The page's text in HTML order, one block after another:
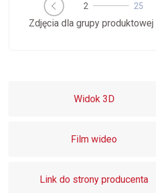
3 25
Zdjęcia dla grupy produktowej
Widok 3D
Film wideo
Link do strony producenta